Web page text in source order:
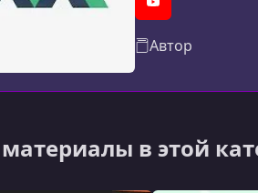
YouTube
Автор
в этой